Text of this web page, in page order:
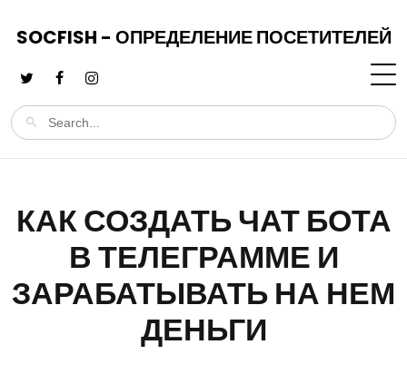
SOCFISH - ОПРЕДЕЛЕНИЕ ПОСЕТИТЕЛЕЙ
КАК СОЗДАТЬ ЧАТ БОТА
В ТЕЛЕГРАММЕ И
ЗАРАБАТЫВАТЬ НА НЕМ
ДЕНЬГИ